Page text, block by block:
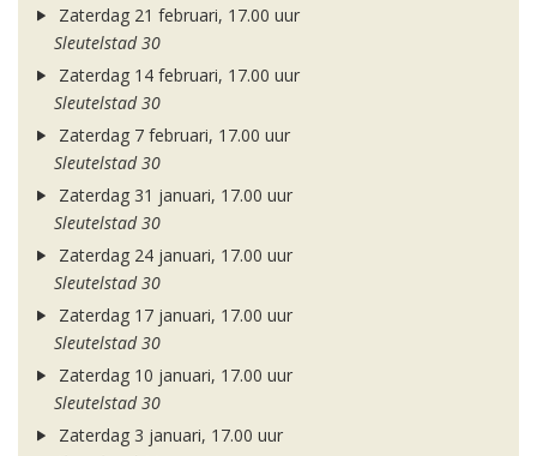
Zaterdag 21 februari, 17.00 uur
Sleutelstad 30
Zaterdag 14 februari, 17.00 uur
Sleutelstad 30
Zaterdag 7 februari, 17.00 uur
Sleutelstad 30
Zaterdag 31 januari, 17.00 uur
Sleutelstad 30
Zaterdag 24 januari, 17.00 uur
Sleutelstad 30
Zaterdag 17 januari, 17.00 uur
Sleutelstad 30
Zaterdag 10 januari, 17.00 uur
Sleutelstad 30
Zaterdag 3 januari, 17.00 uur